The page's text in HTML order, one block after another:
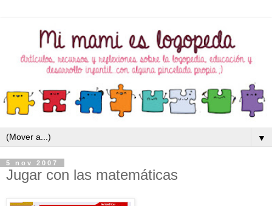
▼
5 nov 2007
Jugar con las matemáticas